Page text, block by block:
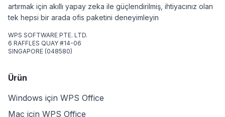
artırmak için akıllı yapay zeka ile güçlendirilmiş, ihtiyacınız olan
tek hepsi bir arada ofis paketini deneyimleyin
WPS SOFTWARE PTE. LTD.
6 RAFFLES QUAY #14-06
SINGAPORE (048580)
Ürün
Windows için WPS Office
Mac için WPS Office